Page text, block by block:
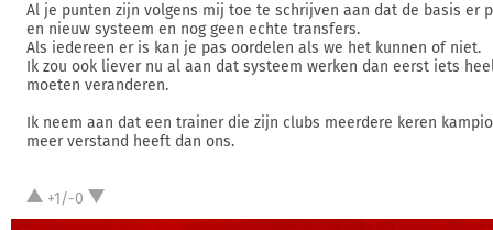
Al je punten zijn volgens mij toe te schrijven aan dat de basis er
en nieuw systeem en nog geen echte transfers.
Als iedereen er is kan je pas oordelen als we het kunnen of niet.
Ik zou ook liever nu al aan dat systeem werken dan eerst iets
moeten veranderen.
Ik neem aan dat een trainer die zijn clubs meerdere keren
meer verstand heeft dan ons.
+1/-0